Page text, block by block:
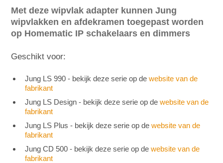
Met deze wipvlak adapter kunnen Jung
wipvlakken en afdekramen toegepast worden
op Homematic IP schakelaars en dimmers
Geschikt voor:
Jung LS 990 - bekijk deze serie op de website van de
fabrikant
Jung LS Design - bekijk deze serie op de website van de
fabrikant
Jung LS Plus - bekijk deze serie op de website van de
fabrikant
Jung CD 500 - bekijk deze serie op de website van de
fabrikant